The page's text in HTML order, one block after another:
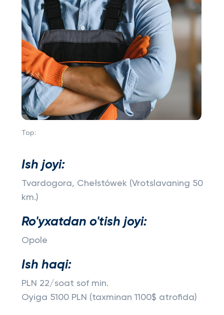
Top:
Ish joyi:
Tvardogora, Chełstówek (Vrotslavaning 50
km.)
Ro'yxatdan o'tish joyi:
Opole
Ish haqi:
PLN 22/soat sof min.
Oyiga 5100 PLN (taxminan 1100$ atrofida)